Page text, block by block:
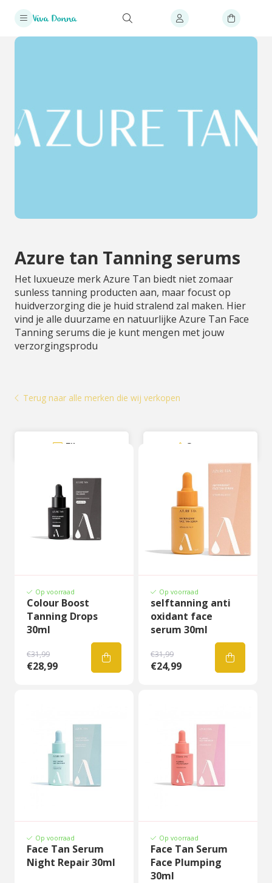
Azure tan Tanning serums
Het luxueuze merk Azure Tan biedt niet zomaar
sunless tanning producten aan, maar focust op
huidverzorging die je huid stralend zal maken. Hier
vind je alle duurzame en natuurlijke Azure Tan Face
Tanning serums die je kunt mengen met jouw
verzorgingsprodu
Terug naar alle merken die wij verkopen
Filter Sorteer
Op voorraad
Colour Boost
Tanning Drops
30ml
€31,99
€28,99
Op voorraad
selftanning anti
oxidant face
serum 30ml
€31,99
€24,99
Op voorraad
Face Tan Serum
Night Repair 30ml
Op voorraad
Face Tan Serum
Face Plumping
30ml